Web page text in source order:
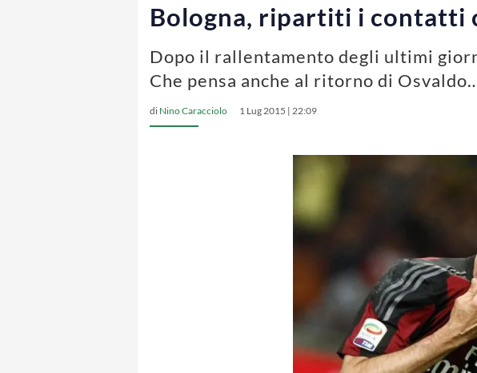
Bologna, ripartiti i contatti
Dopo il rallentamento degli ultimi
Che pensa anche al ritorno di
di Nino Caracciolo 1 Lug 2015 | 22:09